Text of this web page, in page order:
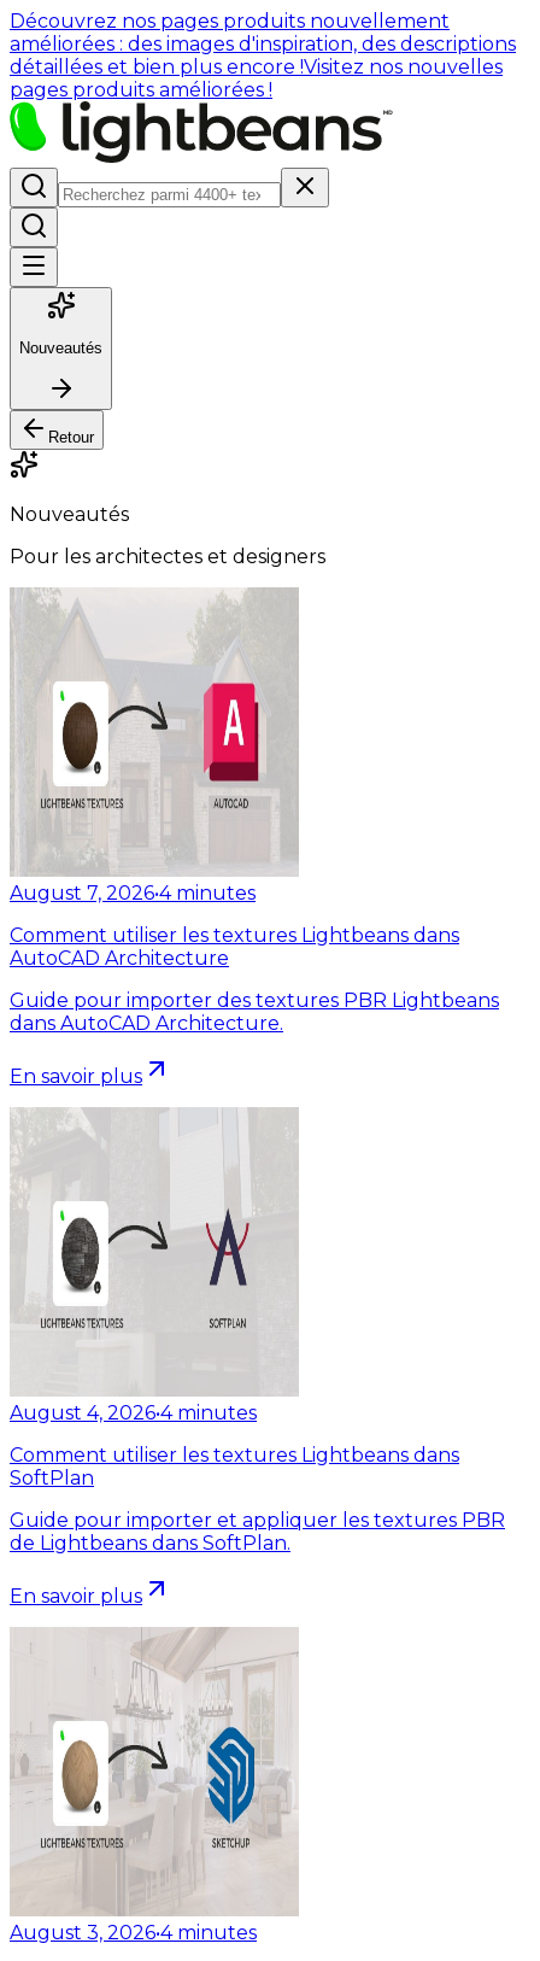
Découvrez nos pages produits nouvellement
améliorées : des images d'inspiration, des descriptions
détaillées et bien plus encore !Visitez nos nouvelles
pages produits améliorées !
Nouveautés
Retour
Nouveautés
Pour les architectes et designers
August 7, 2026•4 minutes
Comment utiliser les textures Lightbeans dans
AutoCAD Architecture
Guide pour importer des textures PBR Lightbeans
dans AutoCAD Architecture.
En savoir plus
August 4, 2026•4 minutes
Comment utiliser les textures Lightbeans dans
SoftPlan
Guide pour importer et appliquer les textures PBR
de Lightbeans dans SoftPlan.
En savoir plus
August 3, 2026•4 minutes